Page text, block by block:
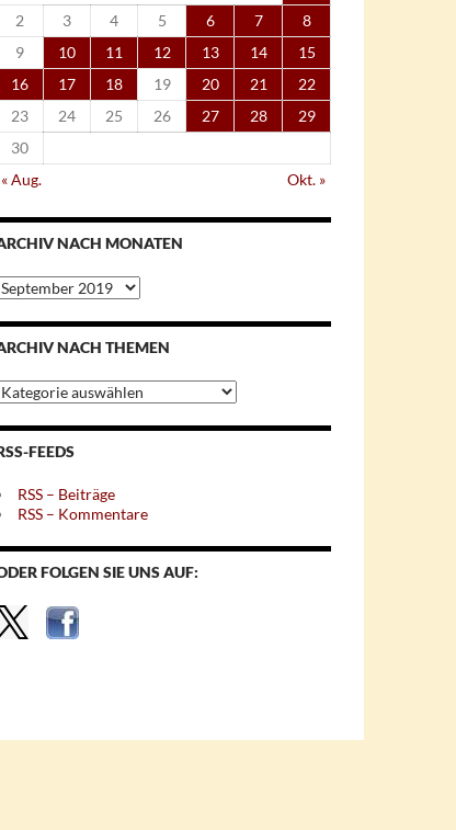
2
3 4 5 6 7
8
9
10 11 12 13 14
15
16
17 18 19 20 21
22
23
24 25 26 27 28
29
30
« Aug.
Okt. »
NACH MONATEN
Archiv
NACH THEMEN
Archiv
FEEDS
RSS – Beiträge
RSS – Kommentare
FOLGEN SIE UNS AUF: